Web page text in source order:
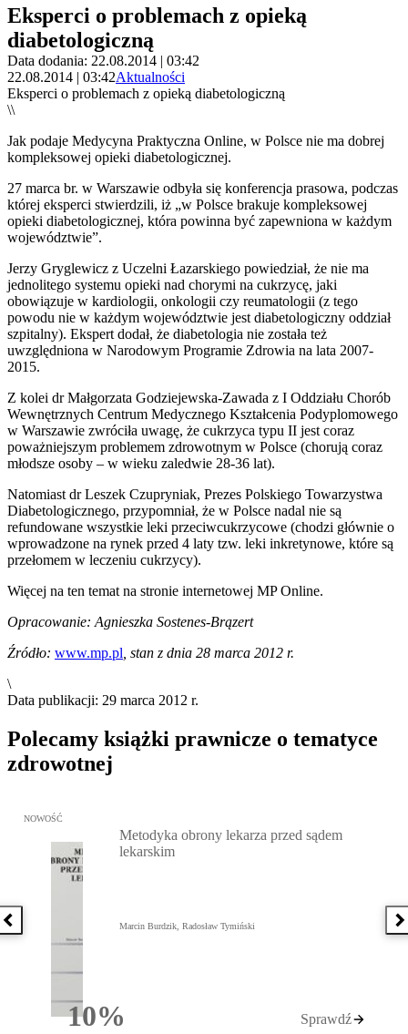
Eksperci o problemach z opieką
diabetologiczną
Data dodania: 22.08.2014 | 03:42
22.08.2014 | 03:42Aktualności
Eksperci o problemach z opieką diabetologiczną
\\
Jak podaje Medycyna Praktyczna Online, w Polsce nie ma dobrej
kompleksowej opieki diabetologicznej.
27 marca br. w Warszawie odbyła się konferencja prasowa, podczas
której eksperci stwierdzili, iż „w Polsce brakuje kompleksowej
opieki diabetologicznej, która powinna być zapewniona w każdym
województwie”.
Jerzy Gryglewicz z Uczelni Łazarskiego powiedział, że nie ma
jednolitego systemu opieki nad chorymi na cukrzycę, jaki
obowiązuje w kardiologii, onkologii czy reumatologii (z tego
powodu nie w każdym województwie jest diabetologiczny oddział
szpitalny). Ekspert dodał, że diabetologia nie została też
uwzględniona w Narodowym Programie Zdrowia na lata 2007-
2015.
Z kolei dr Małgorzata Godziejewska-Zawada z I Oddziału Chorób
Wewnętrznych Centrum Medycznego Kształcenia Podyplomowego
w Warszawie zwróciła uwagę, że cukrzyca typu II jest coraz
poważniejszym problemem zdrowotnym w Polsce (chorują coraz
młodsze osoby – w wieku zaledwie 28-36 lat).
Natomiast dr Leszek Czupryniak, Prezes Polskiego Towarzystwa
Diabetologicznego, przypomniał, że w Polsce nadal nie są
refundowane wszystkie leki przeciwcukrzycowe (chodzi głównie o
wprowadzone na rynek przed 4 laty tzw. leki inkretynowe, które są
przełomem w leczeniu cukrzycy).
Więcej na ten temat na stronie internetowej MP Online.
Opracowanie: Agnieszka Sostenes-Brązert
Źródło: www.mp.pl, stan z dnia 28 marca 2012 r.
\
Data publikacji: 29 marca 2012 r.
Polecamy książki prawnicze o tematyce
zdrowotnej
Poprzednia książka
Przejdź do: Metodyka obrony lekarza przed sądem lekarskim,
NOWOŚĆ
10%
Metodyka obrony lekarza przed sądem
lekarskim
Marcin Burdzik, Radosław Tymiński
Sprawdź